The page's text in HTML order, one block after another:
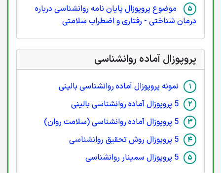
موضوع پروپوزال پایان نامه روانشناسی درباره
درمان شناختی - رفتاری و اضطراب سلامتی
پروپوزال آماده روانشناسی
نمونه پروپوزال آماده روانشناسی بالینی
5 پروپوزال آماده روانشناسی بالینی
5 پروپوزال آماده روانشناسی (سلامت روان)
5 پروپوزال روش تحقیق روانشناسی
5 پروپوزال سمینار روانشناسی